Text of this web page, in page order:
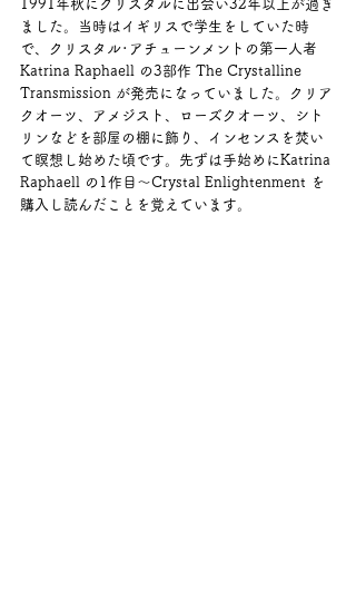
1991年秋にクリスタルに出会い32年以上が過ぎ
ました。当時はイギリスで学生をしていた時
で、クリスタル･アチューンメントの第一人者
Katrina Raphaell の3部作 The Crystalline
Transmission が発売になっていました。クリア
クオーツ、アメジスト、ローズクオーツ、シト
リンなどを部屋の棚に飾り、インセンスを焚い
て瞑想し始めた頃です。先ずは手始めにKatrina
Raphaell の1作目～Crystal Enlightenment を
購入し読んだことを覚えています。